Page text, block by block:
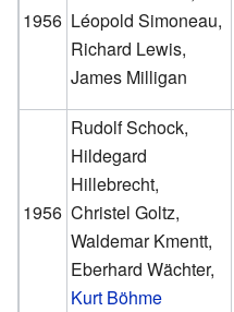
1956 Léopold Simoneau,
Richard Lewis,
James Milligan
1956
Rudolf Schock,
Hildegard
Hillebrecht,
Christel Goltz,
Waldemar Kmentt,
Eberhard Wächter,
Kurt Böhme